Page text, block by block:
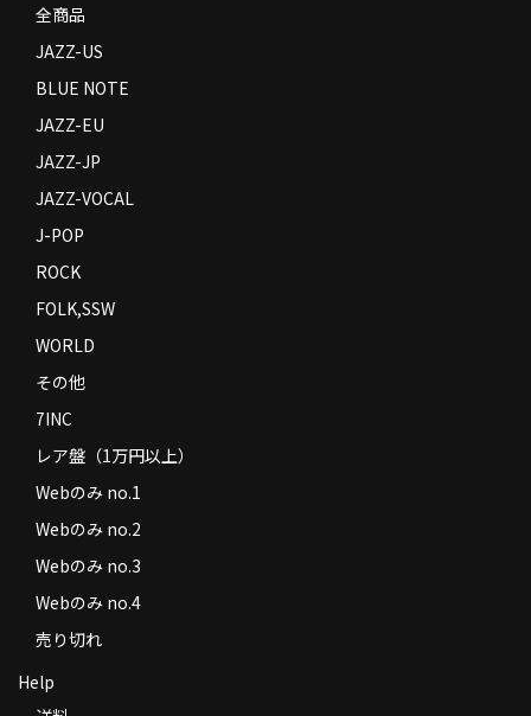
全商品
JAZZ-US
BLUE NOTE
JAZZ-EU
JAZZ-JP
JAZZ-VOCAL
J-POP
ROCK
FOLK,SSW
WORLD
その他
7INC
レア盤（1万円以上）
Webのみ no.1
Webのみ no.2
Webのみ no.3
Webのみ no.4
売り切れ
Help